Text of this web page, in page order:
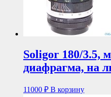
Soligor 180/3.5,
диафрагма, на
11000 ₽ В корзину